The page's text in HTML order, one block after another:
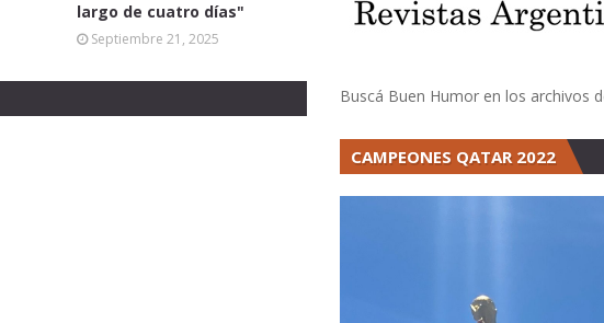
largo de cuatro días"
Septiembre 21, 2025
Buscá Buen Humor en los archivos
CAMPEONES QATAR 2022